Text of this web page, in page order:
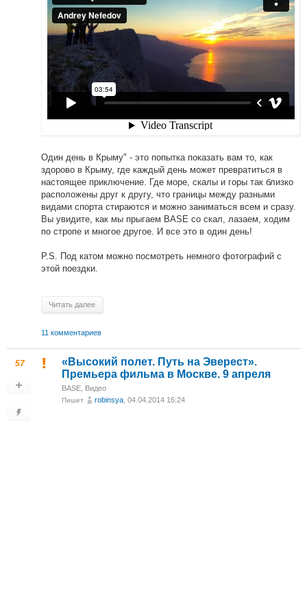
Один день в Крыму" - это попытка показать вам то, как
здорово в Крыму, где каждый день может превратиться в
настоящее приключение. Где море, скалы и горы так близко
расположены друг к другу, что границы между разными
видами спорта стираются и можно заниматься всем и сразу.
Вы увидите, как мы прыгаем BASE со скал, лазаем, ходим
по стропе и многое другое. И все это в один день!
P.S. Под катом можно посмотреть немного фотографий с
этой поездки.
Читать далее
11 комментариев
57
«Высокий полет. Путь на Эверест».
Премьера фильма в Москве. 9 апреля
BASE Видео
Пишет robinsya , 04.04.2014 16:24